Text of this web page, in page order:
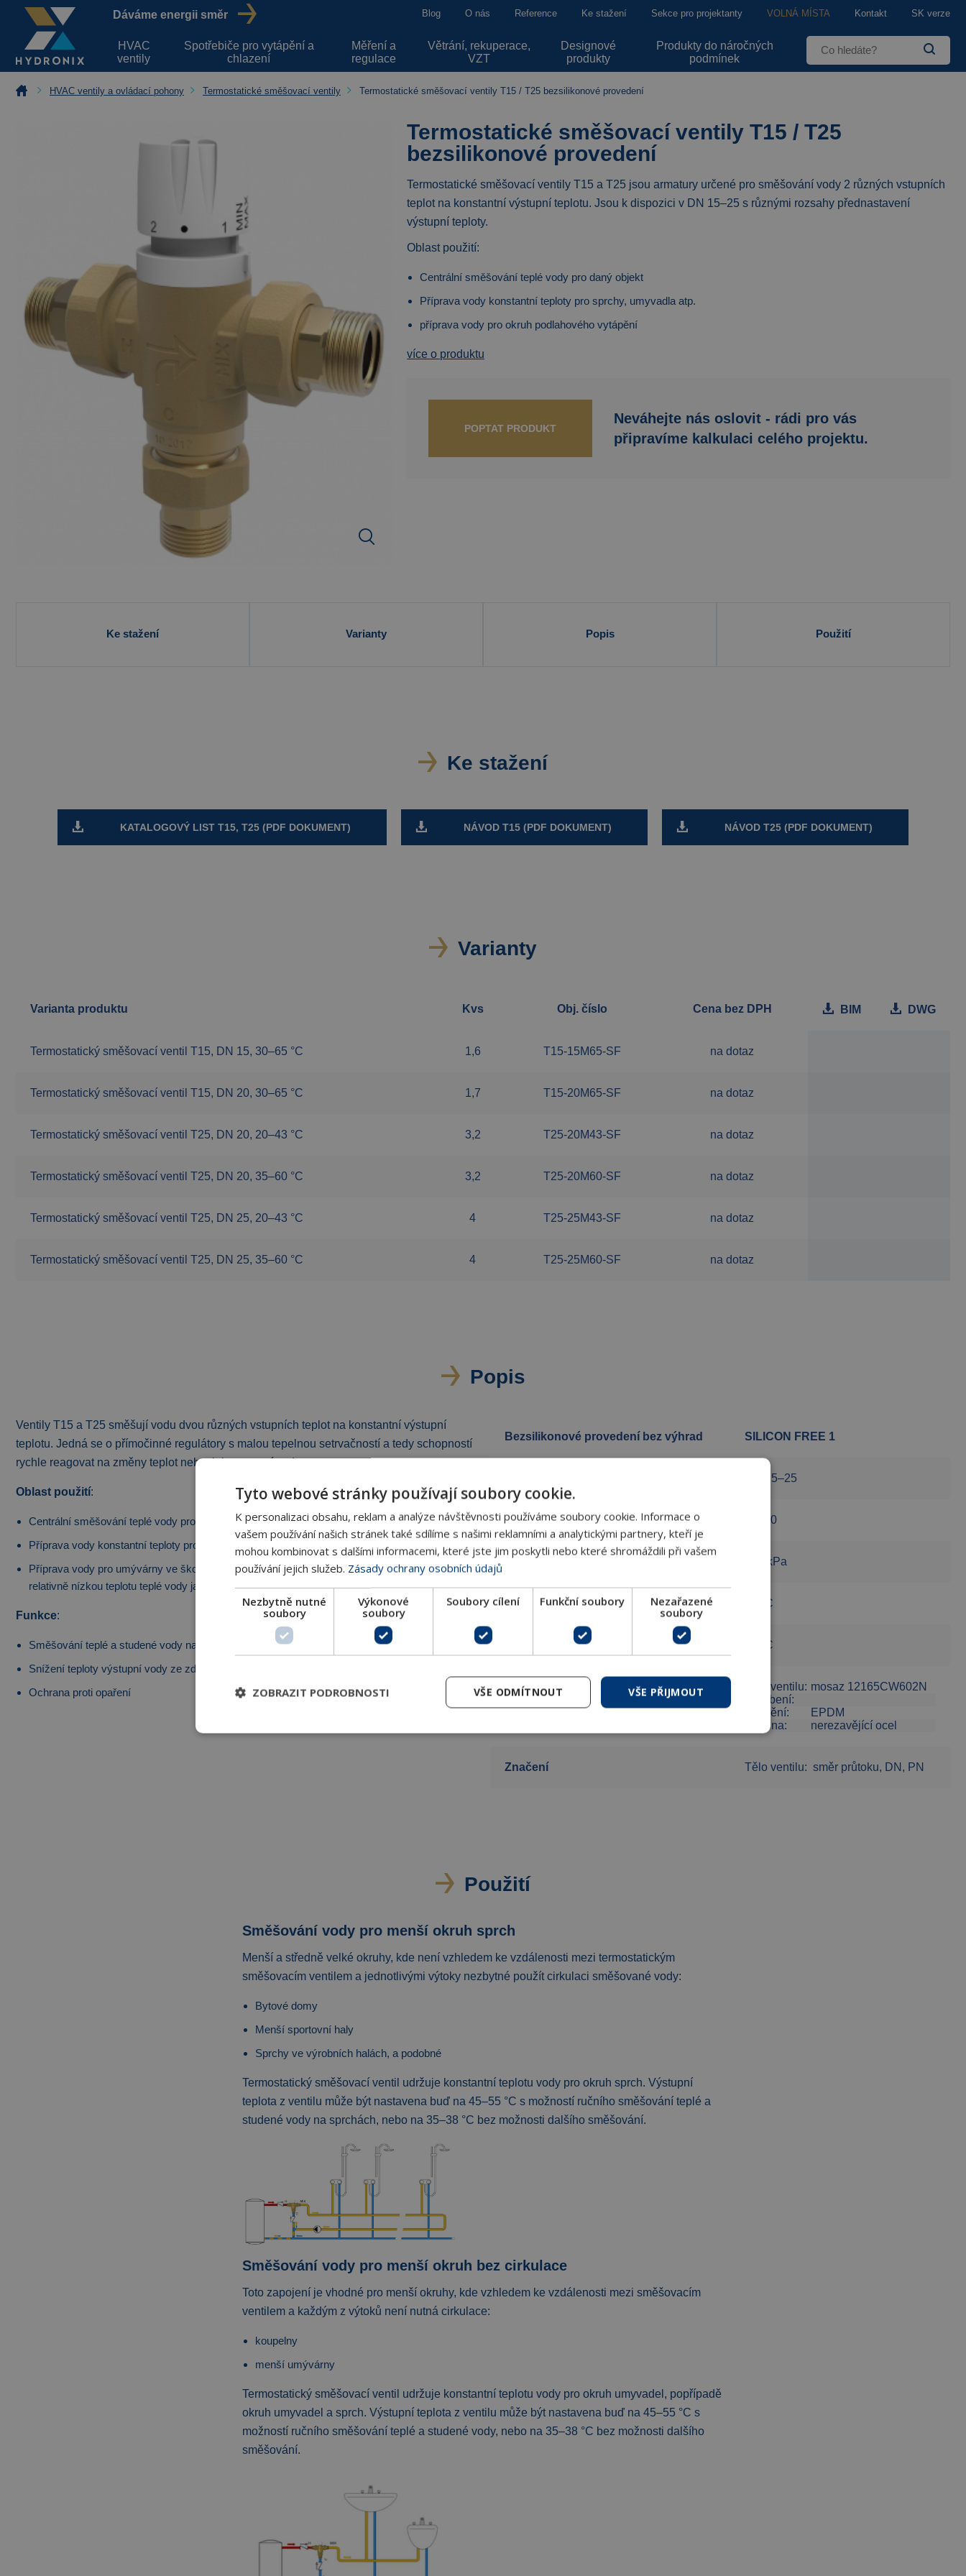
Dáváme energii směr Blog O nás Reference Ke stažení Sekce pro projektanty VOLNÁ MÍSTA Kontakt SK verze
HVAC
ventily
Spotřebiče pro vytápění a
chlazení
Měření a
regulace
Větrání, rekuperace,
VZT
Designové
produkty
Produkty do náročných
podmínek
HVAC ventily a ovládací pohony Termostatické směšovací ventily Termostatické směšovací ventily T15 / T25 bezsilikonové provedení
Termostatické směšovací ventily T15 / T25
bezsilikonové provedení
Termostatické směšovací ventily T15 a T25 jsou armatury určené pro směšování vody 2 různých vstupních
teplot na konstantní výstupní teplotu. Jsou k dispozici v DN 15–25 s různými rozsahy přednastavení
výstupní teploty.
Oblast použití:
Centrální směšování teplé vody pro daný objekt
Příprava vody konstantní teploty pro sprchy, umyvadla atp.
příprava vody pro okruh podlahového vytápění
více o produktu
POPTAT PRODUKT
Neváhejte nás oslovit - rádi pro vás
připravíme kalkulaci celého projektu.
Ke stažení Varianty Popis Použití
Ke stažení
KATALOGOVÝ LIST T15, T25 (PDF DOKUMENT) NÁVOD T15 (PDF DOKUMENT) NÁVOD T25 (PDF DOKUMENT)
Varianty
Varianta produktu Kvs Obj. číslo Cena bez DPH BIM DWG
Termostatický směšovací ventil T15, DN 15, 30–65 °C 1,6 T15-15M65-SF na dotaz
Termostatický směšovací ventil T15, DN 20, 30–65 °C 1,7 T15-20M65-SF na dotaz
Termostatický směšovací ventil T25, DN 20, 20–43 °C 3,2 T25-20M43-SF na dotaz
Termostatický směšovací ventil T25, DN 20, 35–60 °C 3,2 T25-20M60-SF na dotaz
Termostatický směšovací ventil T25, DN 25, 20–43 °C 4 T25-25M43-SF na dotaz
Termostatický směšovací ventil T25, DN 25, 35–60 °C 4 T25-25M60-SF na dotaz
Popis
Ventily T15 a T25 směšují vodu dvou různých vstupních teplot na konstantní výstupní
teplotu. Jedná se o přímočinné regulátory s malou tepelnou setrvačností a tedy schopností
rychle reagovat na změny teplot nebo tlaku vstupní vody.
Oblast použití:
Centrální směšování teplé vody pro menší objekt
Příprava vody konstantní teploty pro sprchy, umyvadla atp.
Příprava vody pro umývárny ve školách, školkách a jiných objektech, kde je potřeba zajistit
relativně nízkou teplotu teplé vody jako ochranu proti opaření
Funkce:
Směšování teplé a studené vody na konstantní výstupní teplotu
Snížení teploty výstupní vody ze zdroje jejím směšováním se studenou vodou
Ochrana proti opaření
Bezsilikonové provedení bez výhrad SILICON FREE 1
DN 15–25
Jmenovitý tlak PN 10
Max. diferenční tlak 500 kPa
Max. pracovní teplota 90 °C
Min. ΔT mezi vstupy 10 °C
Materiál
Tělo ventilu: mosaz 12165CW602N
Šroubení:
Těsnění:
EPDM
Pružina:
nerezavějící ocel
Značení Tělo ventilu: směr průtoku, DN, PN
Použití
Směšování vody pro menší okruh sprch
Menší a středně velké okruhy, kde není vzhledem ke vzdálenosti mezi termostatickým
směšovacím ventilem a jednotlivými výtoky nezbytné použít cirkulaci směšované vody:
Bytové domy
Menší sportovní haly
Sprchy ve výrobních halách, a podobné
Termostatický směšovací ventil udržuje konstantní teplotu vody pro okruh sprch. Výstupní
teplota z ventilu může být nastavena buď na 45–55 °C s možností ručního směšování teplé a
studené vody na sprchách, nebo na 35–38 °C bez možnosti dalšího směšování.
Směšování vody pro menší okruh bez cirkulace
Toto zapojení je vhodné pro menší okruhy, kde vzhledem ke vzdálenosti mezi směšovacím
ventilem a každým z výtoků není nutná cirkulace:
koupelny
menší umývárny
Termostatický směšovací ventil udržuje konstantní teplotu vody pro okruh umyvadel, popřípadě
okruh umyvadel a sprch. Výstupní teplota z ventilu může být nastavena buď na 45–55 °C s
možností ručního směšování teplé a studené vody, nebo na 35–38 °C bez možnosti dalšího
směšování.
Tyto webové stránky používají soubory cookie.
K personalizaci obsahu, reklam a analýze návštěvnosti používáme soubory cookie. Informace o
vašem používání našich stránek také sdílíme s našimi reklamními a analytickými partnery, kteří je
mohou kombinovat s dalšími informacemi, které jste jim poskytli nebo které shromáždili při vašem
používání jejich služeb. Zásady ochrany osobních údajů
Nezbytně nutné
soubory
Výkonové
soubory
Soubory cílení Funkční soubory
Nezařazené
soubory
VŠE PŘIJMOUT
VŠE ODMÍTNOUT
ZOBRAZIT PODROBNOSTI